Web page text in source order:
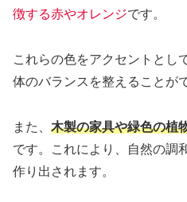
徴する赤やオレンジです。
これらの色をアクセントとし
体のバランスを整えることが
また、 木製の家具や緑色の植
です。これにより、自然の調
作り出されます。